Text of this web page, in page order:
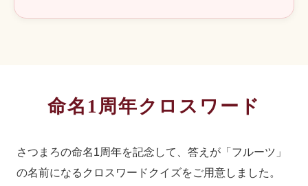
命名1周年クロスワード
さつまろの命名1周年を記念して、答えが「フルーツ」
の名前になるクロスワードクイズをご用意しました。